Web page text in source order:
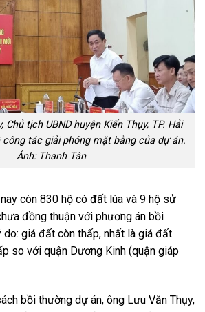
Chủ tịch UBND huyện Kiến Thụy, TP. Hải
công tác giải phóng mặt bằng của dự án.
Ảnh: Thanh Tân
còn 830 hộ có đất lúa và 9 hộ sử
đồng thuận với phương án bồi
giá đất còn thấp, nhất là giá đất
so với quận Dương Kinh (quận giáp
bồi thường dự án, ông Lưu Văn Thụy,